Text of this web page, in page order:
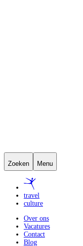
Zoeken Menu
travel
culture
Over ons
Vacatures
Contact
Blog